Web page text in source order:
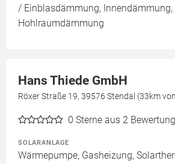
/ Einblasdämmung,
Hohlraumdämmung
Hans Thiede GmbH
Röxer Straße 19, 39576 Stendal (33km
0 Sterne aus 2
SOLARANLAGE
Wärmepumpe, Gasheizung,